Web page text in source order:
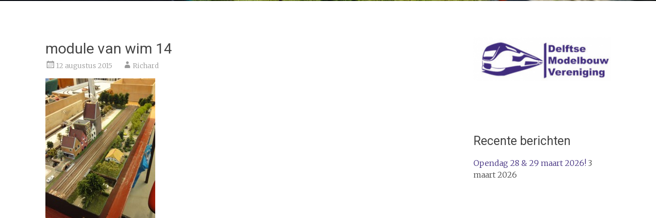
module van wim 14
12 augustus 2015 Richard
Recente berichten
Opendag 28 & 29 maart 2026! 3
maart 2026